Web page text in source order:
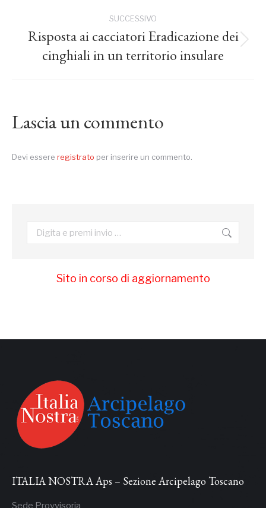
post
SUCCESSIVO
post:
Risposta ai cacciatori Eradicazione dei
cinghiali in un territorio insulare
Lascia un commento
Devi essere registrato per inserire un commento.
Cerca:
Sito in corso di aggiornamento
ITALIA NOSTRA Aps – Sezione Arcipelago Toscano
Sede Provvisoria